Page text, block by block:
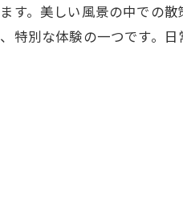
す。美しい風景の中での
特別な体験の一つです。